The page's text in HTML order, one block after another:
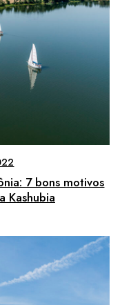
7 bons motivos
Kashubia